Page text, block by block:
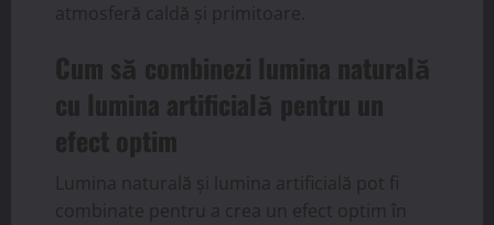
atmosferă caldă și primitoare.
Cum să combinezi lumina naturală
cu lumina artificială pentru un
efect optim
Lumina naturală și lumina artificială pot fi
combinate pentru a crea un efect optim în